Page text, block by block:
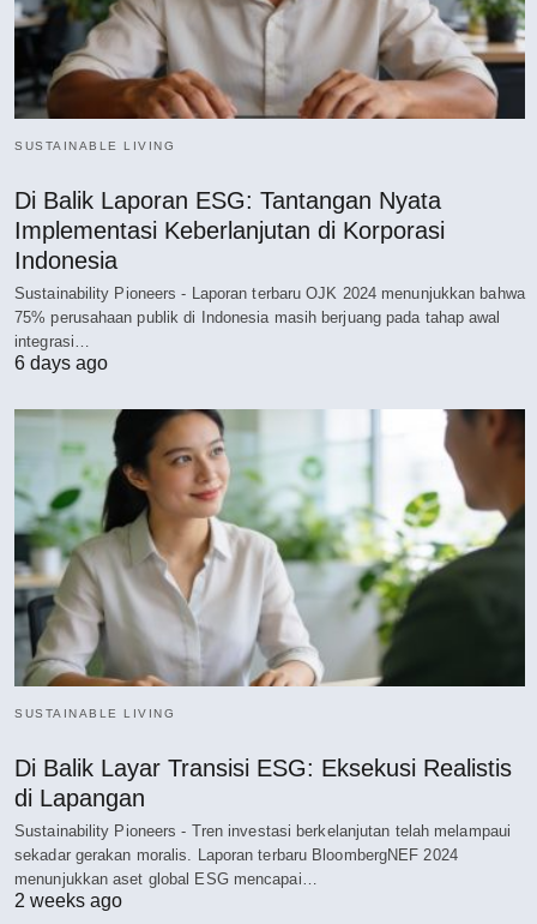
SUSTAINABLE LIVING
Di Balik Laporan ESG: Tantangan Nyata
Implementasi Keberlanjutan di Korporasi
Indonesia
Sustainability Pioneers - Laporan terbaru OJK 2024 menunjukkan bahwa
75% perusahaan publik di Indonesia masih berjuang pada tahap awal
integrasi…
6 days ago
SUSTAINABLE LIVING
Di Balik Layar Transisi ESG: Eksekusi Realistis
di Lapangan
Sustainability Pioneers - Tren investasi berkelanjutan telah melampaui
sekadar gerakan moralis. Laporan terbaru BloombergNEF 2024
menunjukkan aset global ESG mencapai…
2 weeks ago